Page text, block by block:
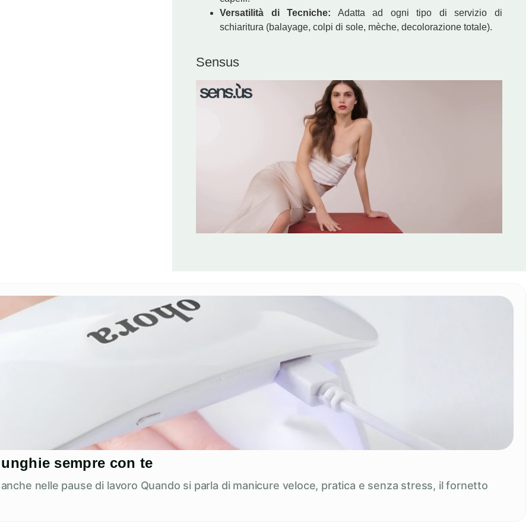
Versatilità di Tecniche: Adatta ad ogni tipo di servizio di
schiaritura (balayage, colpi di sole, mèche, decolorazione totale).
Sensus
sempre con te
nelle pause di lavoro Quando si parla di manicure veloce, pratica e senza stress, il fornetto